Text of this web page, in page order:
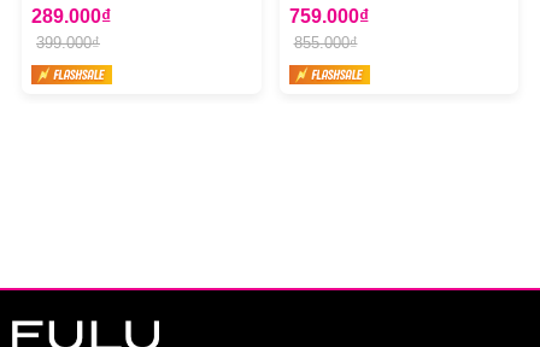
Dark Spot Mờ Thâm Nám 50ml
289.000₫
399.000₫
Repair & Soothing Cream
759.000₫
855.000₫